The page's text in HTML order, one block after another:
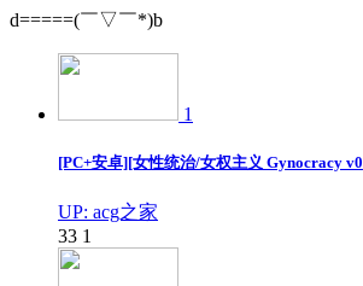
d=====(￣▽￣*)b
1
[PC+安卓][女性统治/女权主义 Gynocracy v0
UP: acg之家
33 1